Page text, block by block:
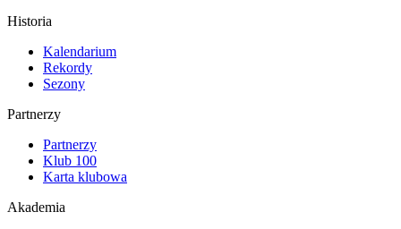
Historia
Kalendarium
Rekordy
Sezony
Partnerzy
Partnerzy
Klub 100
Karta klubowa
Akademia